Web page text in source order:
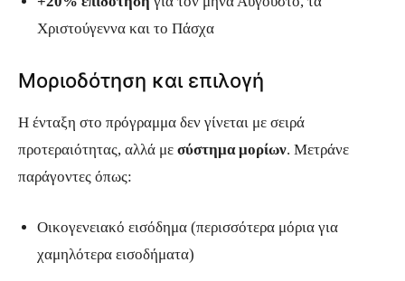
Χριστούγεννα και το Πάσχα
Μοριοδότηση και επιλογή
Η ένταξη στο πρόγραμμα δεν γίνεται με σειρά
προτεραιότητας, αλλά με σύστημα μορίων. Μετράνε
παράγοντες όπως:
Οικογενειακό εισόδημα (περισσότερα μόρια για
χαμηλότερα εισοδήματα)